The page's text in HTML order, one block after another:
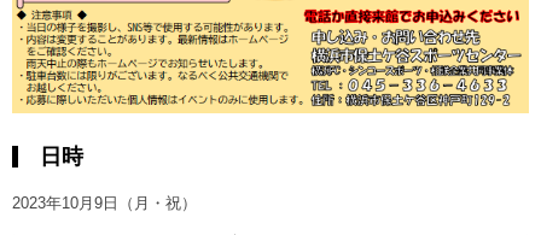
日時
2023年10月9日（月・祝）